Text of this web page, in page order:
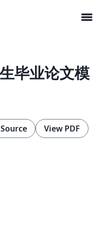
menu
毕业论文模
View PDF